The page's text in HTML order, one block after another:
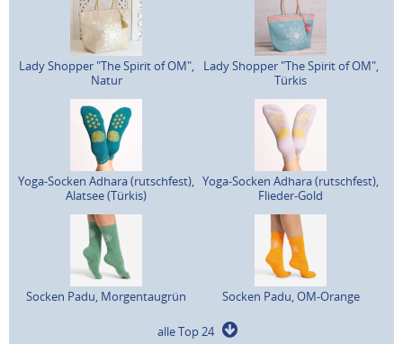
Lady Shopper "The Spirit of OM",
Natur
Lady Shopper "The Spirit of OM",
Türkis
Yoga-Socken Adhara (rutschfest),
Alatsee (Türkis)
Yoga-Socken Adhara (rutschfest),
Flieder-Gold
Socken Padu, Morgentaugrün Socken Padu, OM-Orange
alle Top 24